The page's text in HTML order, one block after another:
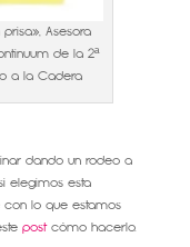
Asesora
de la 2ª
a la Cadera
dando un rodeo a
elegimos esta
lo que estamos
postcómo hacerlo.